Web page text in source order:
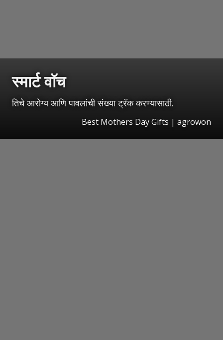
स्मार्ट वॉच
तिचे आरोग्य आणि पावलांची संख्या ट्रॅक करण्यासाठी.
Best Mothers Day Gifts | agrowon